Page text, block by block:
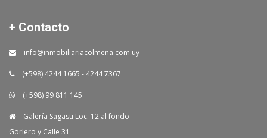
+ Contacto
info@inmobiliariacolmena.com.uy
(+598) 4244 1665 - 4244 7367
(+598) 99 811 145
Galería Sagasti Loc. 12 al fondo
Gorlero y Calle 31